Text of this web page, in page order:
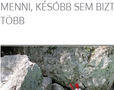
MENNI, KÉSŐBB SEM
TÖBB